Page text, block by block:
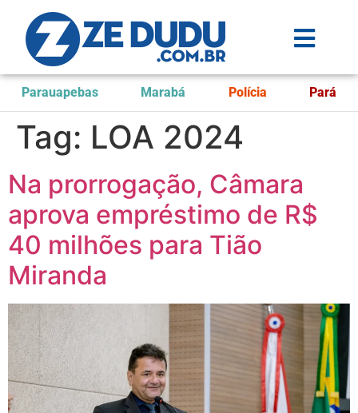
Parauapebas Marabá Polícia Pará
Tag: LOA 2024
Na prorrogação, Câmara
aprova empréstimo de R$
40 milhões para Tião
Miranda